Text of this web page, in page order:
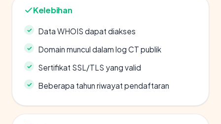
Kelebihan
Data WHOIS dapat diakses
Domain muncul dalam log CT publik
Sertifikat SSL/TLS yang valid
Beberapa tahun riwayat pendaftaran